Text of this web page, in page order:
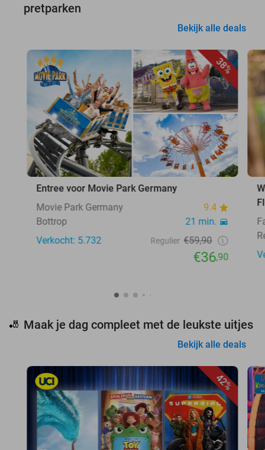
pretparken
Bekijk alle deals
38%
Entree voor Movie Park Germany
Movie Park Germany
9.4
Bottrop
21 min.
Verkocht: 5.732
Regulier €59,90
€36,90
🎳 Maak je dag compleet met de leukste uitjes
Bekijk alle deals
42%